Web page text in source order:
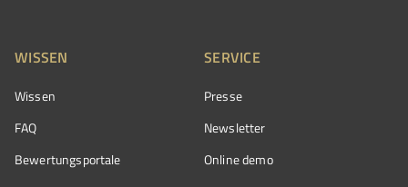
WISSEN
Wissen
FAQ
Bewertungsportale
SERVICE
Presse
Newsletter
Online demo